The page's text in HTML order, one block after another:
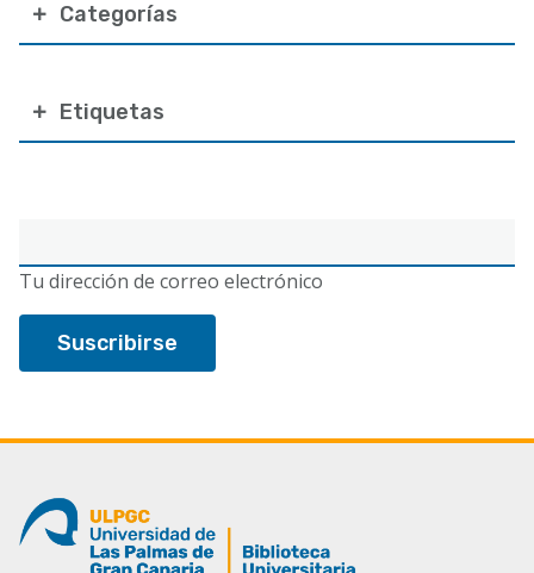
electrónico
Tu dirección de correo electrónico
Categorías
Etiquetas